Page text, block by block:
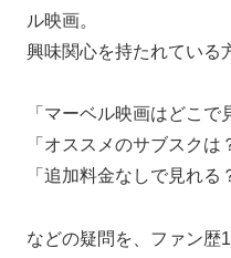
ル映画。
興味関心を持たれている
「マーベル映画はどこで
「オススメのサブスクは
「追加料金なしで見れる
などの疑問を、ファン歴